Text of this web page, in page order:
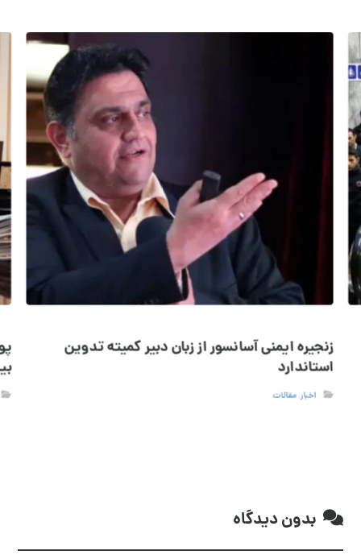
زنجیره ایمنی آسانسور از زبان دبیر کمیته تدوین
استاندارد
اخبار,مقالات
بدون دیدگاه